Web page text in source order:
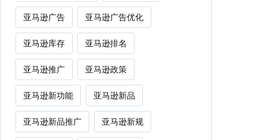
亚马逊广告 亚马逊广告优化
亚马逊库存 亚马逊排名
亚马逊推广 亚马逊政策
亚马逊新功能 亚马逊新品
亚马逊新品推广 亚马逊新规